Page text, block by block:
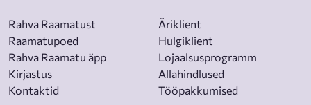
Rahva Raamatust
Raamatupoed
Rahva Raamatu äpp
Kirjastus
Kontaktid
Äriklient
Hulgiklient
Lojaalsusprogramm
Allahindlused
Tööpakkumised